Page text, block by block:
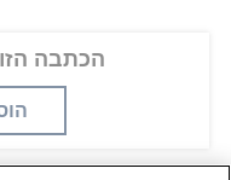
הכתבה הזו